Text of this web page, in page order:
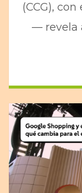
(CCG),
— revela